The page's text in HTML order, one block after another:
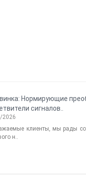
Нормирующие
сигналов..
2026
клиенты, мы рады
н..